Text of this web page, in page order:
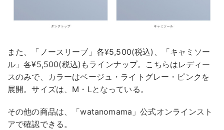
また、「ノースリーブ」各¥5,500(税込)、「キャミソー
ル」各¥5,500(税込)もラインナップ。こちらはレディー
スのみで、カラーはベージュ・ライトグレー・ピンクを
展開。サイズは、M・Lとなっている。
その他の商品は、「watanomama」公式オンラインスト
アで確認できる。